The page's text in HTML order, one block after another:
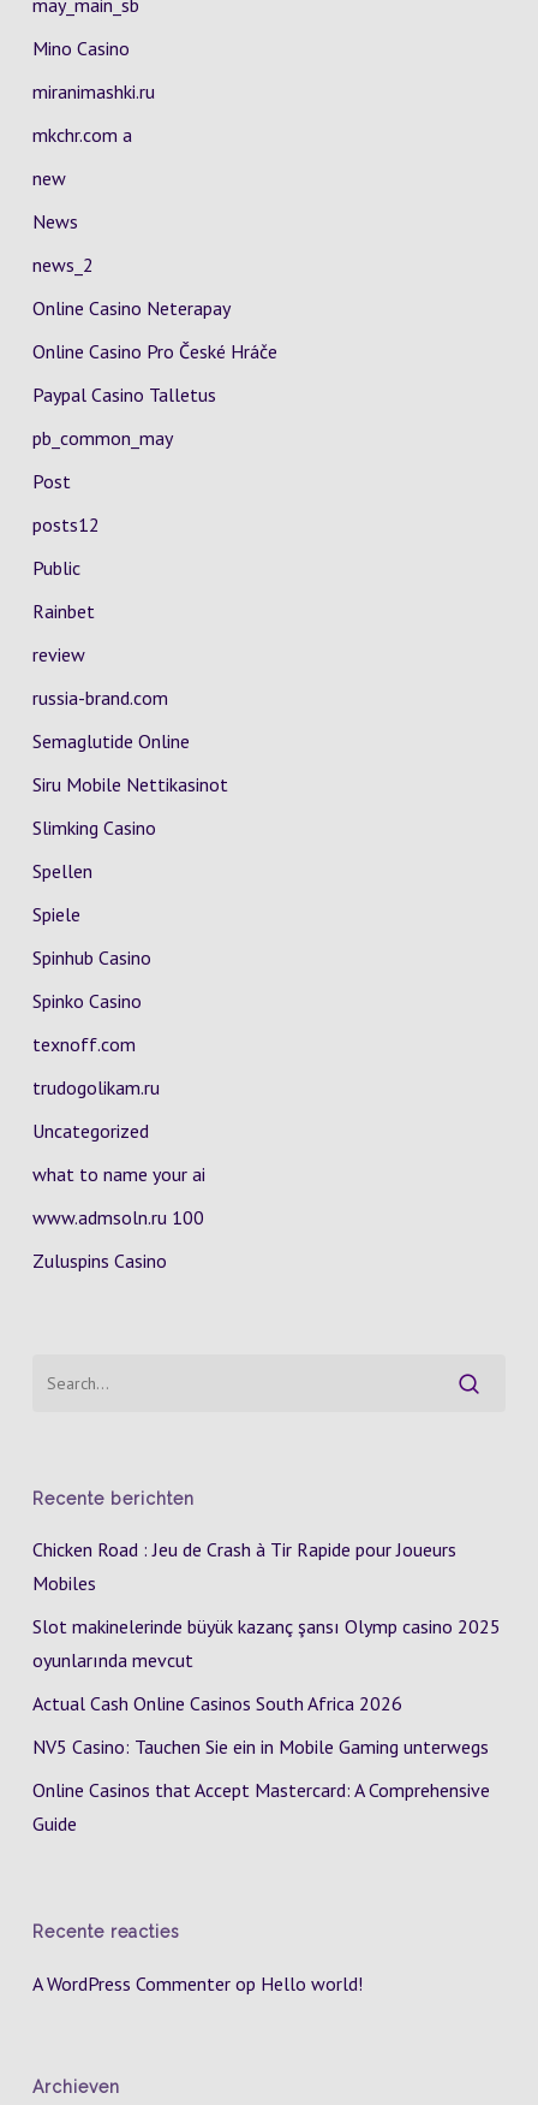
may_main_sb
Mino Casino
miranimashki.ru
mkchr.com a
new
News
news_2
Online Casino Neterapay
Online Casino Pro České Hráče
Paypal Casino Talletus
pb_common_may
Post
posts12
Public
Rainbet
review
russia-brand.com
Semaglutide Online
Siru Mobile Nettikasinot
Slimking Casino
Spellen
Spiele
Spinhub Casino
Spinko Casino
texnoff.com
trudogolikam.ru
Uncategorized
what to name your ai
www.admsoln.ru 100
Zuluspins Casino
Recente berichten
Chicken Road : Jeu de Crash à Tir Rapide pour Joueurs
Mobiles
Slot makinelerinde büyük kazanç şansı Olymp casino 2025
oyunlarında mevcut
Actual Cash Online Casinos South Africa 2026
NV5 Casino: Tauchen Sie ein in Mobile Gaming unterwegs
Online Casinos that Accept Mastercard: A Comprehensive
Guide
Recente reacties
A WordPress Commenterop Hello world!
Archieven